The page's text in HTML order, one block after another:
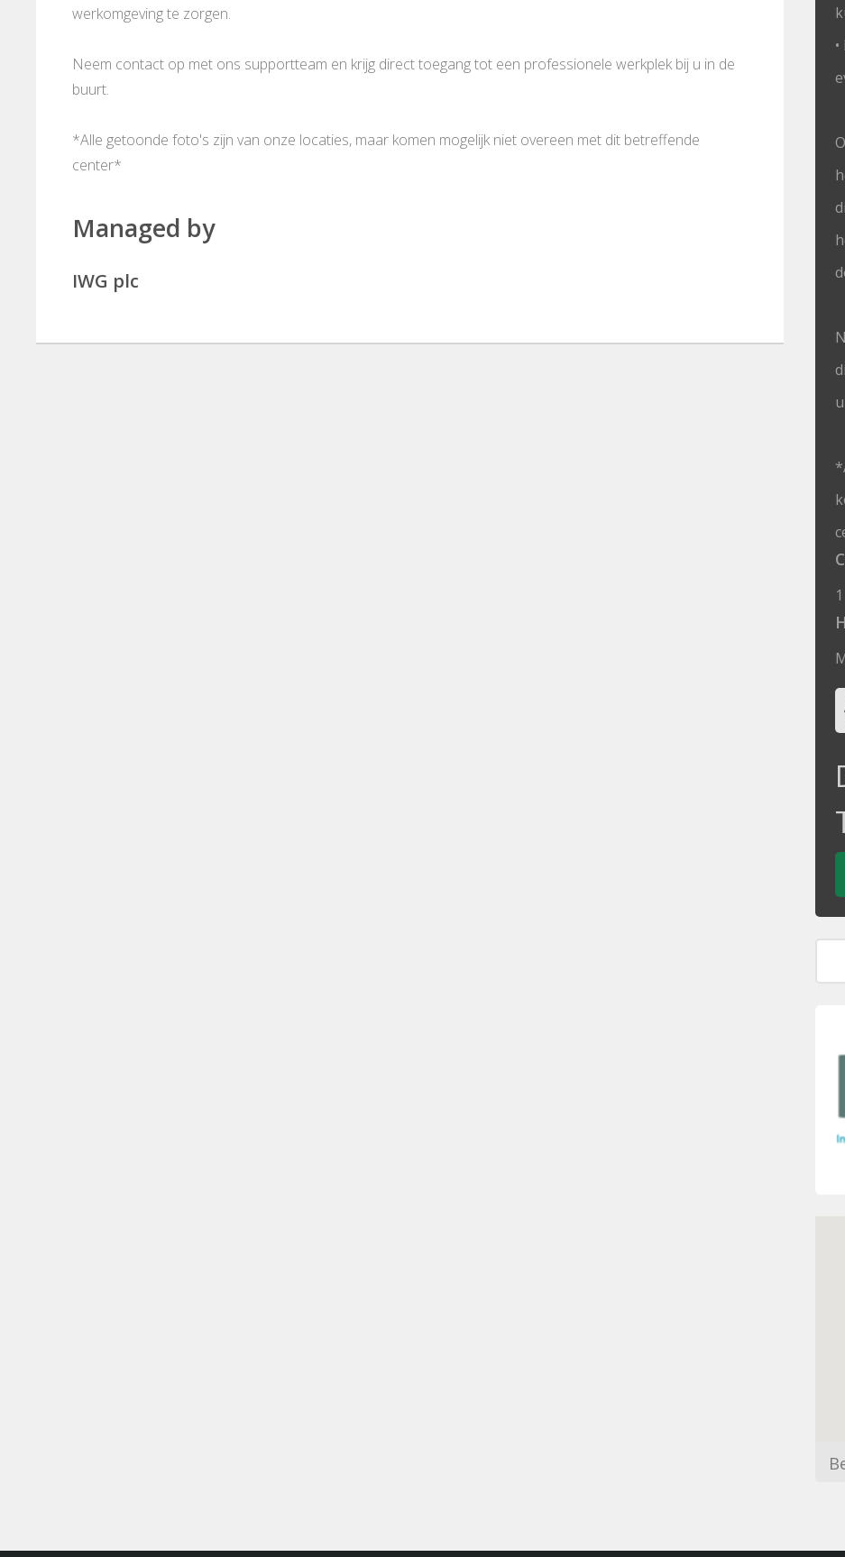
werkomgeving te zorgen.
Neem contact op met ons supportteam en krijg direct toegang tot een professionele werkplek bij u in de
buurt.
*Alle getoonde foto's zijn van onze locaties, maar komen mogelijk niet overeen met dit betreffende
center*
Managed by
IWG plc
1